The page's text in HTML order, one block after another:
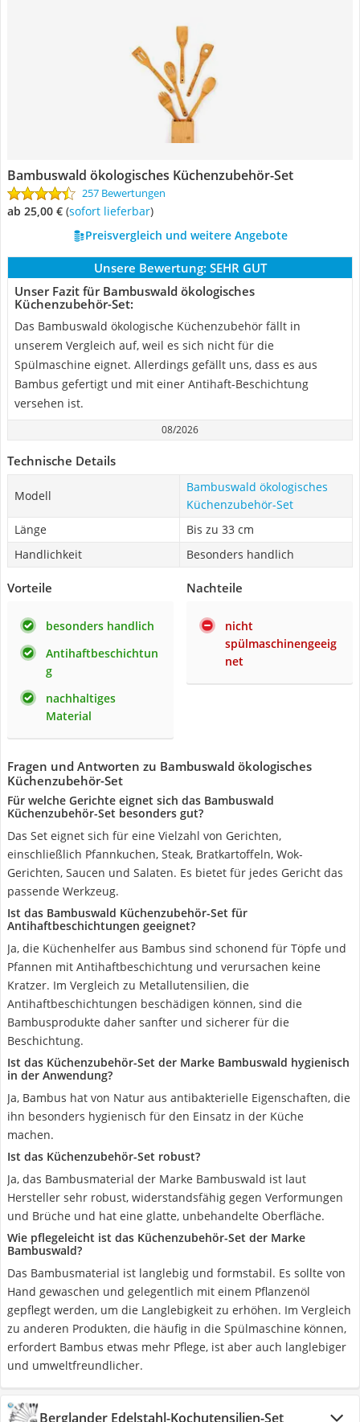
Bambuswald ökologisches Küchenzubehör-Set
257 Bewertungen
ab 25,00 € ( Sofort lieferbar)
Preisvergleich und weitere Angebote
Unsere Bewertung: SEHR GUT
Unser Fazit für Bambuswald ökologisches
Küchenzubehör-Set:
Das Bambuswald ökologische Küchenzubehör fällt in
unserem Vergleich auf, weil es sich nicht für die
Spülmaschine eignet. Allerdings gefällt uns, dass es aus
Bambus gefertigt und mit einer Antihaft-Beschichtung
versehen ist.
08/2026
Technische Details
Modell
Bambuswald ökologisches
Küchenzubehör-Set
Länge
Bis zu 33 cm
Handlichkeit
Besonders handlich
Vorteile
besonders handlich
Antihaftbeschichtun
g
nachhaltiges
Material
Nachteile
nicht
spülmaschinengeeig
net
Fragen und Antworten zu Bambuswald ökologisches
Küchenzubehör-Set
Für welche Gerichte eignet sich das Bambuswald
Küchenzubehör-Set besonders gut?
Das Set eignet sich für eine Vielzahl von Gerichten,
einschließlich Pfannkuchen, Steak, Bratkartoffeln, Wok-
Gerichten, Saucen und Salaten. Es bietet für jedes Gericht das
passende Werkzeug.
Ist das Bambuswald Küchenzubehör-Set für
Antihaftbeschichtungen geeignet?
Ja, die Küchenhelfer aus Bambus sind schonend für Töpfe und
Pfannen mit Antihaftbeschichtung und verursachen keine
Kratzer. Im Vergleich zu Metallutensilien, die
Antihaftbeschichtungen beschädigen können, sind die
Bambusprodukte daher sanfter und sicherer für die
Beschichtung.
Ist das Küchenzubehör-Set der Marke Bambuswald hygienisch
in der Anwendung?
Ja, Bambus hat von Natur aus antibakterielle Eigenschaften, die
ihn besonders hygienisch für den Einsatz in der Küche
machen.
Ist das Küchenzubehör-Set robust?
Ja, das Bambusmaterial der Marke Bambuswald ist laut
Hersteller sehr robust, widerstandsfähig gegen Verformungen
und Brüche und hat eine glatte, unbehandelte Oberfläche.
Wie pflegeleicht ist das Küchenzubehör-Set der Marke
Bambuswald?
Das Bambusmaterial ist langlebig und formstabil. Es sollte von
Hand gewaschen und gelegentlich mit einem Pflanzenöl
gepflegt werden, um die Langlebigkeit zu erhöhen. Im Vergleich
zu anderen Produkten, die häufig in die Spülmaschine können,
erfordert Bambus etwas mehr Pflege, ist aber auch langlebiger
und umweltfreundlicher.
Berglander Edelstahl-Kochutensilien-Set